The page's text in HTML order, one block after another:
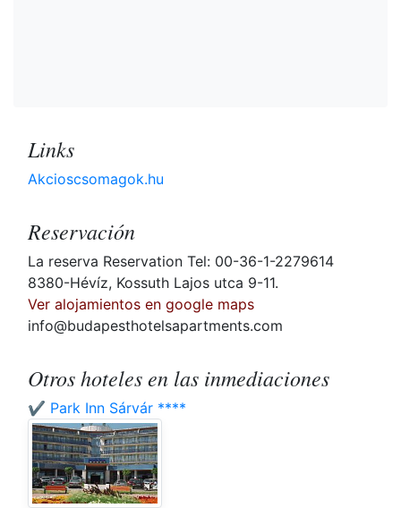
Links
Akcioscsomagok.hu
Reservación
La reserva Reservation Tel: 00-36-1-2279614
8380-Hévíz, Kossuth Lajos utca 9-11.
Ver alojamientos en google maps
info@budapesthotelsapartments.com
Otros hoteles en las inmediaciones
✔️ Park Inn Sárvár ****